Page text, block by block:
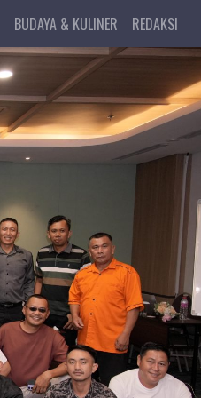
BUDAYA & KULINER REDAKSI